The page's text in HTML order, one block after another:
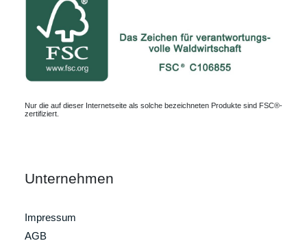
Nur die auf dieser Internetseite als solche bezeichneten Produkte sind FSC®-
zertifiziert.
Unternehmen
Impressum
AGB